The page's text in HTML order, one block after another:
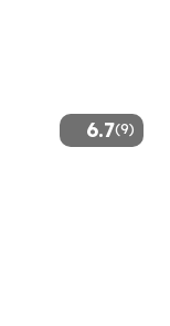
6.7(9)